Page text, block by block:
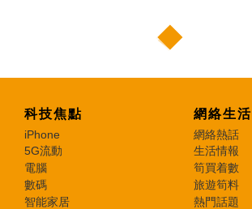
科技焦點
iPhone
5G流動
電腦
數碼
智能家居
網絡生活
網絡熱話
生活情報
筍買着數
旅遊筍料
熱門話題